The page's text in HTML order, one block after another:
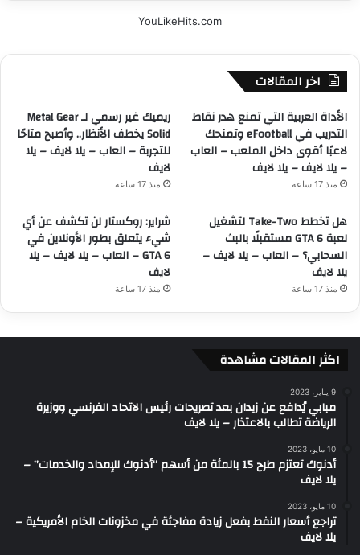
YouLikeHits.com
اخر المقالات
الأداة العربية التي تمنع هدر نقاط
التدريب في eFootball وتمنحك
لاعبًا أقوى داخل الملعب – العاب
– يلا لايف – يلا لايف
منذ 17 ساعة
ريميك غير رسمي لـ Metal Gear
Solid يخطف الأنظار.. وأصبح متاحًا
للتجربة – العاب – يلا لايف – يلا
لايف
منذ 17 ساعة
هل تخطط Take-Two لتشغيل
لعبة GTA 6 مستقبلًا بالبث
السحابي؟ – العاب – يلا لايف –
يلا لايف
منذ 17 ساعة
شراير: روكستار لن تكشف عن أي
شيء يتعلق بطور الأونلاين في
GTA 6 – العاب – يلا لايف – يلا
لايف
منذ 17 ساعة
اكثر المقالات مشاهدة
9 يناير، 2023
مبابي يُدافع عن زيدان بعد تصريحات رئيس الاتحاد الفرنسي ووزيرة
الرياضة تطالب بالاعتذار – يلا لايف
10 مايو، 2023
أدنوك تعتزم طرح 15 بالمئة من أسهم “أدنوك للإمداد والخدمات” –
يلا لايف
10 مايو، 2023
تراجع أسعار النفط بفعل زيادة مفاجئة في مخزونات الخام الأمريكية –
يلا لايف